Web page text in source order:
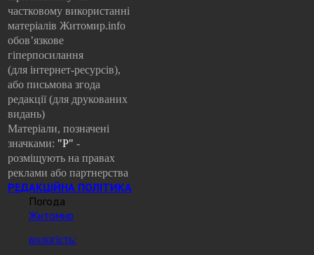
частковому використанні
матеріалів Житомир.info
обов’язкове
гіперпосилання
(для інтернет-ресурсів),
або письмова згода
редакції (для друкованих
видань)
Матеріали, позначені
значками: "Р"-
розміщують на правах
реклами або партнерства
РЕДАКЦІЙНА ПОЛІТИКА
Погода
Житомир
вологість: